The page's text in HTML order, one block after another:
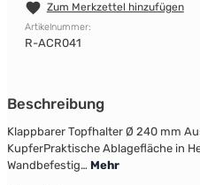
Zum Merkzettel hinzufügen
Artikelnummer:
R-ACR041
Beschreibung
Klappbarer Topfhalter Ø 240 mm
KupferPraktische Ablagefläche in
Wandbefestig… Mehr